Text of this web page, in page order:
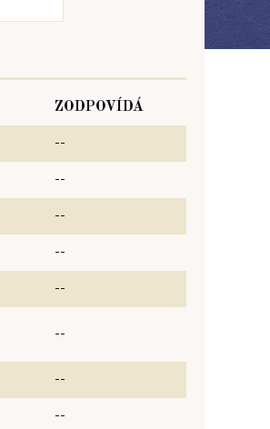
ZODPOVÍDÁ
--
--
--
--
--
--
--
--